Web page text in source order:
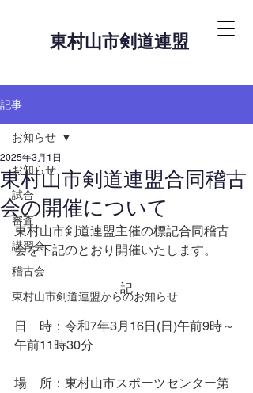
東村山市剣道連盟
記事
お知らせ
試合
審査
講習会
稽古会
東村山市剣道連盟からのお知らせ
お知らせ
東村山市剣道連盟合同稽古
会の開催について
2025年3月1日
東村山市剣道連盟主催の標記合同稽古
会を下記のとおり開催いたします。
記
日　時：令和7年3月16日(日)午前9時～
午前11時30分
場　所：東村山市スポーツセンター第